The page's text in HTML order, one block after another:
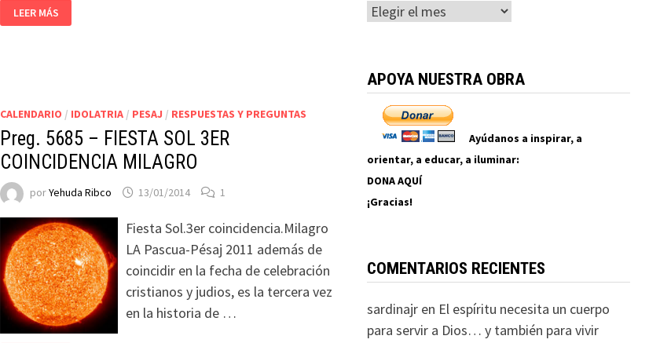
LEER MÁS
CALENDARIO / IDOLATRIA/ PESAJ / RESPUESTAS Y PREGUNTAS
Preg. 5685 – FIESTA SOL 3ER
COINCIDENCIA MILAGRO
porYehuda Ribco 13/01/2014 1
Fiesta Sol.3er coincidencia.Milagro
LA Pascua-Pésaj 2011 además de
coincidir en la fecha de celebración
cristianos y judios, es la tercera vez
en la historia de …
Archivos
APOYA NUESTRA OBRA
Ayúdanos a inspirar, a
orientar, a educar, a iluminar:
DONA AQUÍ
¡Gracias!
COMENTARIOS RECIENTES
sardinajren El espíritu necesita un cuerpo
para servir a Dios… y también para vivir